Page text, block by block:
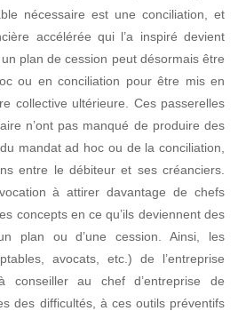
nécessaire est une conciliation, et
accélérée qui l’a inspiré devient
plan de cession peut désormais être
ou en conciliation pour être mis en
collective ultérieure. Ces passerelles
n’ont pas manqué de produire des
mandat ad hoc ou de la conciliation,
entre le débiteur et ses créanciers.
à attirer davantage de chefs
concepts en ce qu’ils deviennent des
plan ou d’une cession. Ainsi, les
avocats, etc.) de l’entreprise
conseiller au chef d’entreprise de
des difficultés, à ces outils préventifs